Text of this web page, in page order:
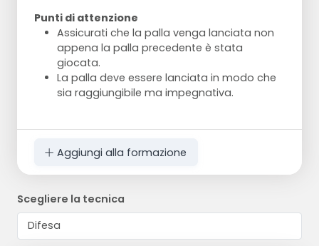
Punti di attenzione
Assicurati che la palla venga lanciata non
appena la palla precedente è stata
giocata.
La palla deve essere lanciata in modo che
sia raggiungibile ma impegnativa.
Aggiungi alla formazione
Scegliere la tecnica